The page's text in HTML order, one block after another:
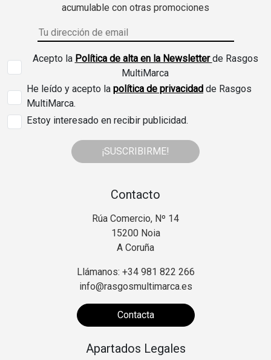
acumulable con otras promociones
Acepto la Política de alta en la Newsletterde Rasgos
MultiMarca
He leído y acepto la política de privacidad de Rasgos
MultiMarca.
Estoy interesado en recibir publicidad.
¡SUSCRIBIRME!
Contacto
Rúa Comercio, Nº 14
15200 Noia
A Coruña
Llámanos: +34 981 822 266
info@rasgosmultimarca.es
Contacta
Apartados Legales